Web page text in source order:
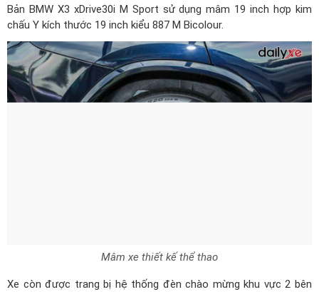
Bản BMW X3 xDrive30i M Sport sử dụng mâm 19 inch hợp kim
chấu Y kích thước 19 inch kiểu 887 M Bicolour.
Mâm xe thiết kế thể thao
Xe còn được trang bị hệ thống đèn chào mừng khu vực 2 bên